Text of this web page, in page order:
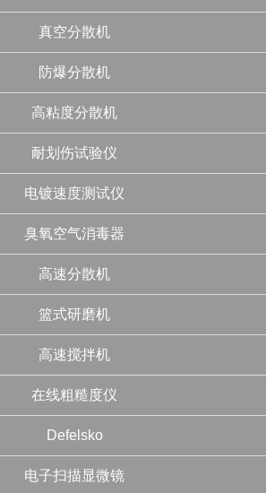
真空分散机
防爆分散机
高粘度分散机
耐划伤试验仪
电镀速度测试仪
臭氧空气消毒器
高速分散机
篮式研磨机
高速搅拌机
在线粗糙度仪
Defelsko
电子扫描显微镜